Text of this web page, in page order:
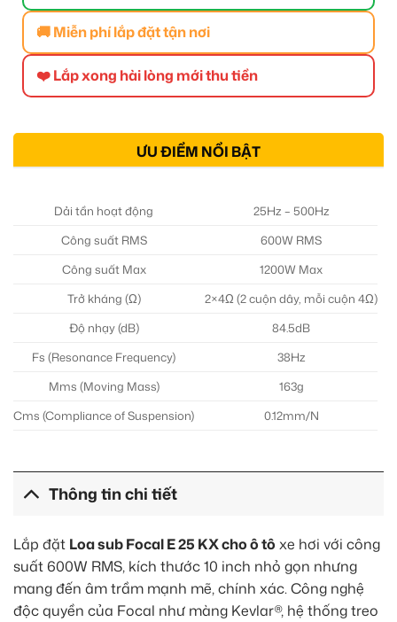
🚚 Miễn phí lắp đặt tận nơi
❤️ Lắp xong hài lòng mới thu tiền
ƯU ĐIỂM NỔI BẬT
Dải tần hoạt động
25Hz – 500Hz
Công suất RMS
600W RMS
Công suất Max
1200W Max
Trở kháng (Ω)
2×4Ω (2 cuộn dây, mỗi cuộn 4Ω)
Độ nhạy (dB)
84.5dB
Fs (Resonance Frequency)
38Hz
Mms (Moving Mass)
163g
Cms (Compliance of Suspension)
0.12mm/N
Thông tin chi tiết
Lắp đặt Loa sub Focal E 25 KX cho ô tô xe hơi với công
suất 600W RMS, kích thước 10 inch nhỏ gọn nhưng
mang đến âm trầm mạnh mẽ, chính xác. Công nghệ
độc quyền của Focal như màng Kevlar®, hệ thống treo